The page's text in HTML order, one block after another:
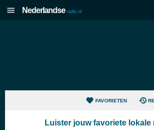
Nederlandse radio.nl
FAVORIETEN
Luister jouw favoriete lokale